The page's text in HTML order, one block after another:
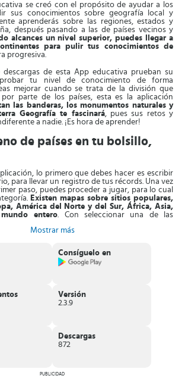
se creó con el propósito de ayudar a los
sus conocimientos sobre geografía local y
aprenderás sobre las regiones, estados y
después pasando a las de países vecinos y
alcances un nivel superior, puedes llegar a
para pulir tus conocimientos de
progresiva.
descargas de esta App educativa prueban su
tu nivel de conocimiento de forma
mejorar cuando se trata de la división que
parte de los países, esta es la aplicación
las banderas, los monumentos naturales y
Geografía te fascinará, pues sus retos y
a nadie. ¡Es hora de aprender!
de países en tu bolsillo,
lo primero que debes hacer es escribir
para llevar un registro de tus récords. Una vez
paso, puedes proceder a jugar, para lo cual
Existen mapas sobre sitios populares,
América del Norte y del Sur, África, Asia,
entero. Con seleccionar una de las
y tu deberás marcar su nombre o país.
completando el mapa de forma acertada,
país y capital correctamente
ganar.
de este juego es el hecho de que
y obtener la mayor cantidad de respuestas
a los demás se toman en cuenta tanto las
tiempo transcurrido, la meta permanece igual,
de Seterra Geografía
Mostrar más
Consíguelo en
Versión
2.3.9
Descargas
872
PUBLICIDAD